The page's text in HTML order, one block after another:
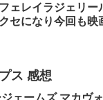
ェレイラジェリ
セになり今回も
ス 感想
ェームズ マカヴ